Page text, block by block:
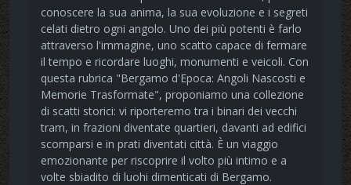
conoscere la sua anima, la sua evoluzione e i segreti
celati dietro ogni angolo. Uno dei più potenti è farlo
attraverso l'immagine, uno scatto capace di fermare
il tempo e ricordare luoghi, monumenti e veicoli. Con
questa rubrica "Bergamo d'Epoca: Angoli Nascosti e
Memorie Trasformate", proponiamo una collezione
di scatti storici: vi riporteremo tra i binari dei vecchi
tram, in frazioni diventate quartieri, davanti ad edifici
scomparsi e in prati diventati città. È un viaggio
emozionante per riscoprire il volto più intimo e a
volte sbiadito di luohi dimenticati di Bergamo.